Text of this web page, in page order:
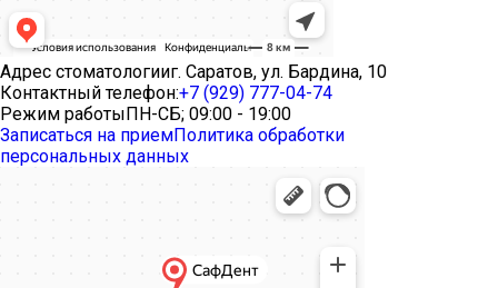
Адрес стоматологииг. Саратов, ул. Бардина, 10
Контактный телефон:+7 (929) 777-04-74
Режим работы ПН-СБ; 09:00 - 19:00
Записаться на приемПолитика обработки
персональных данных